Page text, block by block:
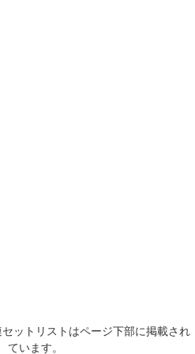
ットリストはページ下部に掲載され
ています。